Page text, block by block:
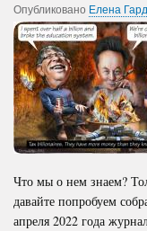
Опубликовано Елена
Что мы о нем знаем?
давайте попробуем
апреля 2022 года